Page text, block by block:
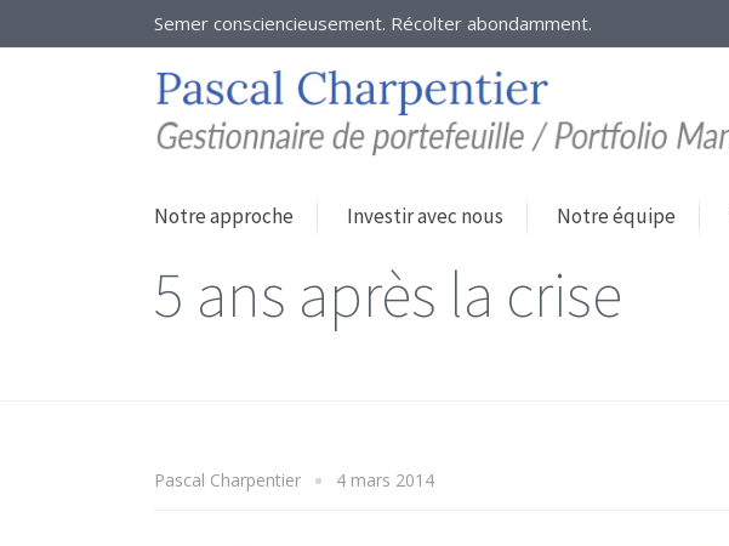
Semer consciencieusement. Récolter abondamment.
Notre approche Investir avec nous Notre équipe
5 ans après la crise
Pascal Charpentier 4 mars 2014